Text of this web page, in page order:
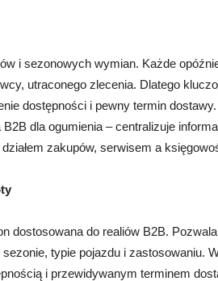
i sezonowych wymian. Każde
utraconego zlecenia. Dlatego
dostępności i pewny termin
dla ogumienia – centralizuje
zakupów, serwisem a
dostosowana do realiów B2B.
typie pojazdu i zastosowaniu.
i przewidywanym terminem